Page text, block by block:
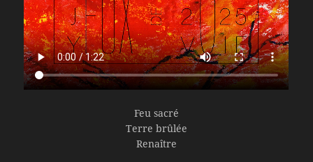
Feu sacré
Terre brûlée
Renaître